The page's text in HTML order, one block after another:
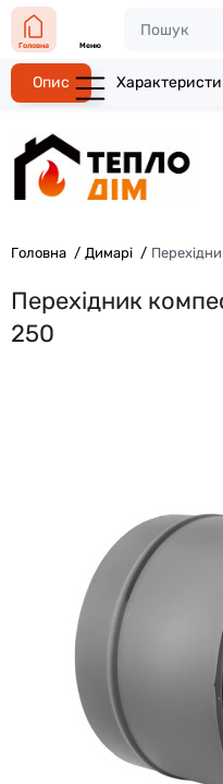
Головна Меню
Головна Димарі
Перехідник
250
Опис